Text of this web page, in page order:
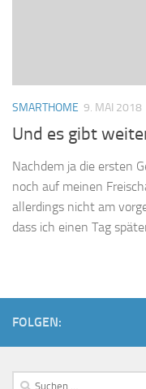
SMARTHOME 9. MAI 2018
Und es gibt
Nachdem ja die ersten
noch auf meinen
allerdings nicht am
dass ich einen Tag
FOLGEN:
Suchen